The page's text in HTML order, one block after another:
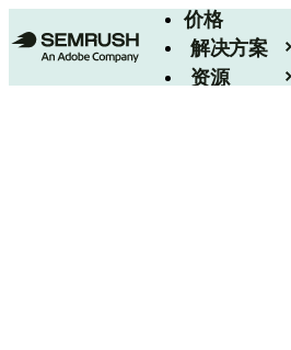
价格
解决方案
资源